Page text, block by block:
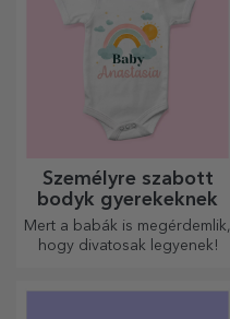
Személyre szabott
bodyk gyerekeknek
Mert a babák is megérdemlik,
hogy divatosak legyenek!